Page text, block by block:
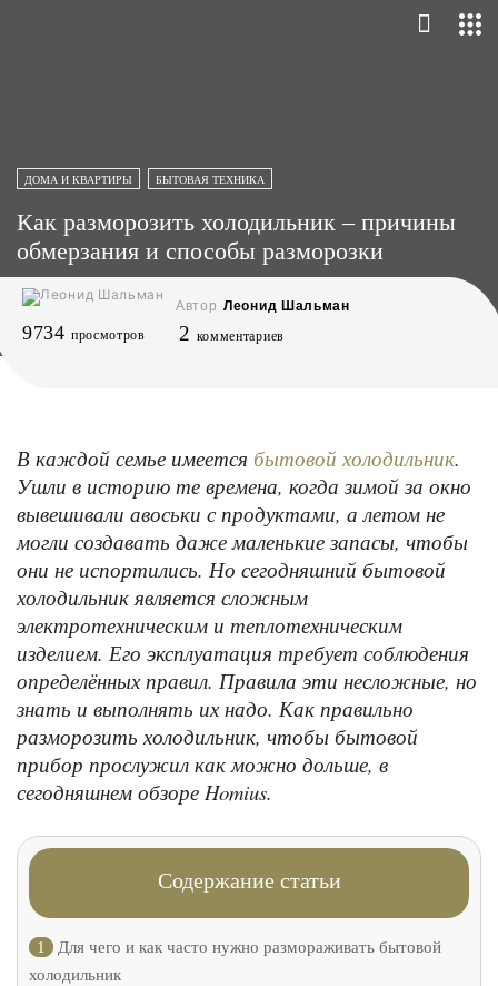
ДОМА И КВАРТИРЫ БЫТОВАЯ ТЕХНИКА
Как разморозить холодильник – причины
обмерзания и способы разморозки
Автор Леонид Шальман
9734 просмотров 2 комментариев
В каждой семье имеется бытовой холодильник.
Ушли в историю те времена, когда зимой за окно
вывешивали авоськи с продуктами, а летом не
могли создавать даже маленькие запасы, чтобы
они не испортились. Но сегодняшний бытовой
холодильник является сложным
электротехническим и теплотехническим
изделием. Его эксплуатация требует соблюдения
определённых правил. Правила эти несложные, но
знать и выполнять их надо. Как правильно
разморозить холодильник, чтобы бытовой
прибор прослужил как можно дольше, в
сегодняшнем обзоре Homius.
Содержание статьи
1
Для чего и как часто нужно размораживать бытовой
холодильник